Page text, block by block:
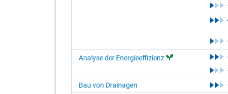
Analyse der Energieeffizienz
Bau von Drainagen